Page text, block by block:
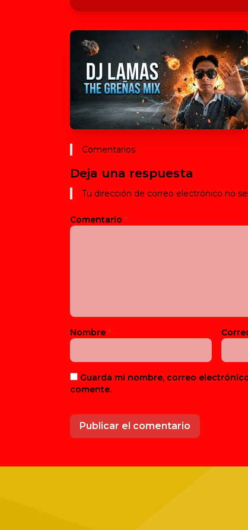
Comentarios
Deja una respuesta
Tu dirección de correo electrónico no
Comentario *
Nombre *
Guarda mi nombre, correo
comente.